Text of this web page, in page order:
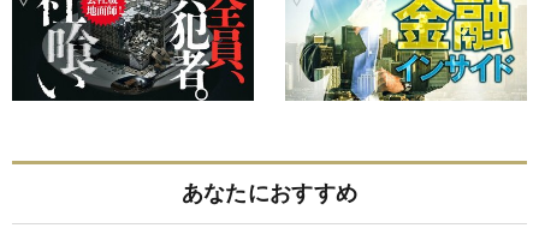
あなたにおすすめ